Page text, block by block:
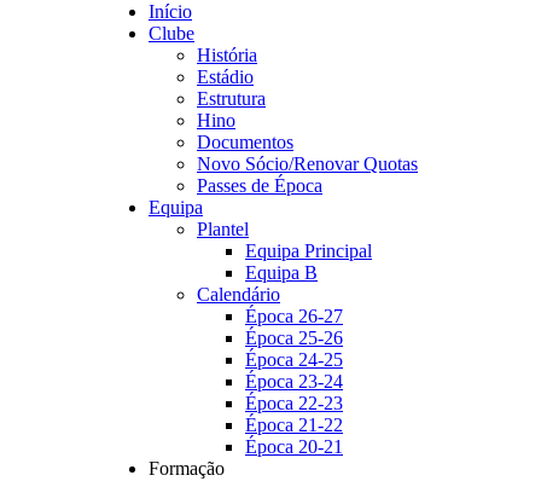
Início
Clube
História
Estádio
Estrutura
Hino
Documentos
Novo Sócio/Renovar Quotas
Passes de Época
Equipa
Plantel
Equipa Principal
Equipa B
Calendário
Época 26-27
Época 25-26
Época 24-25
Época 23-24
Época 22-23
Época 21-22
Época 20-21
Formação